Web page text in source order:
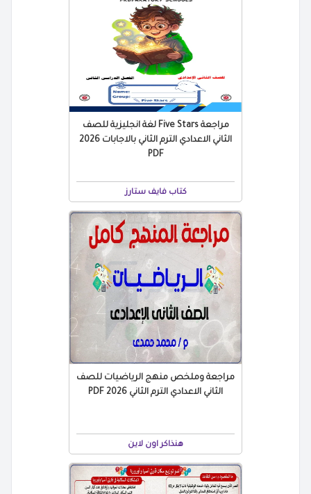
مراجعة Five Stars لغة انجليزية للصف
الثاني الاعدادي الترم الثاني بالاجابات 2026
PDF
كتاب فايف ستارز
مراجعة وملخص منهج الرياضيات للصف
الثاني الاعدادي الترم الثاني 2026 PDF
هنذاكر اون لاين